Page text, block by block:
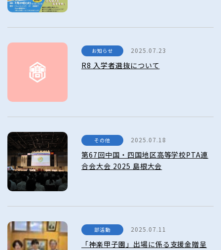
お知らせ 2025.07.23
R8 入学者選抜について
その他 2025.07.18
第67回中国・四国地区高等学校PTA連
合会大会 2025 島根大会
部活動 2025.07.11
「神楽甲子園」出場に係る支援金贈呈